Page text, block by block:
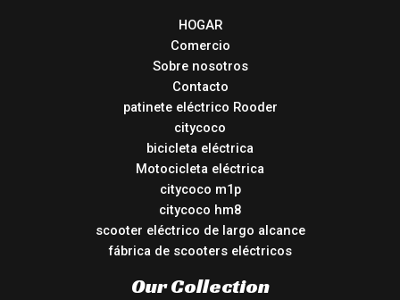
HOGAR
Comercio
Sobre nosotros
Contacto
patinete eléctrico Rooder
citycoco
bicicleta eléctrica
Motocicleta eléctrica
citycoco m1p
citycoco hm8
scooter eléctrico de largo alcance
fábrica de scooters eléctricos
Our Collection